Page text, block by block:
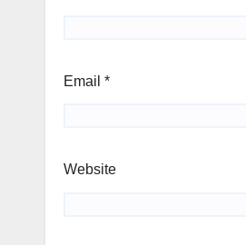
Email *
Website